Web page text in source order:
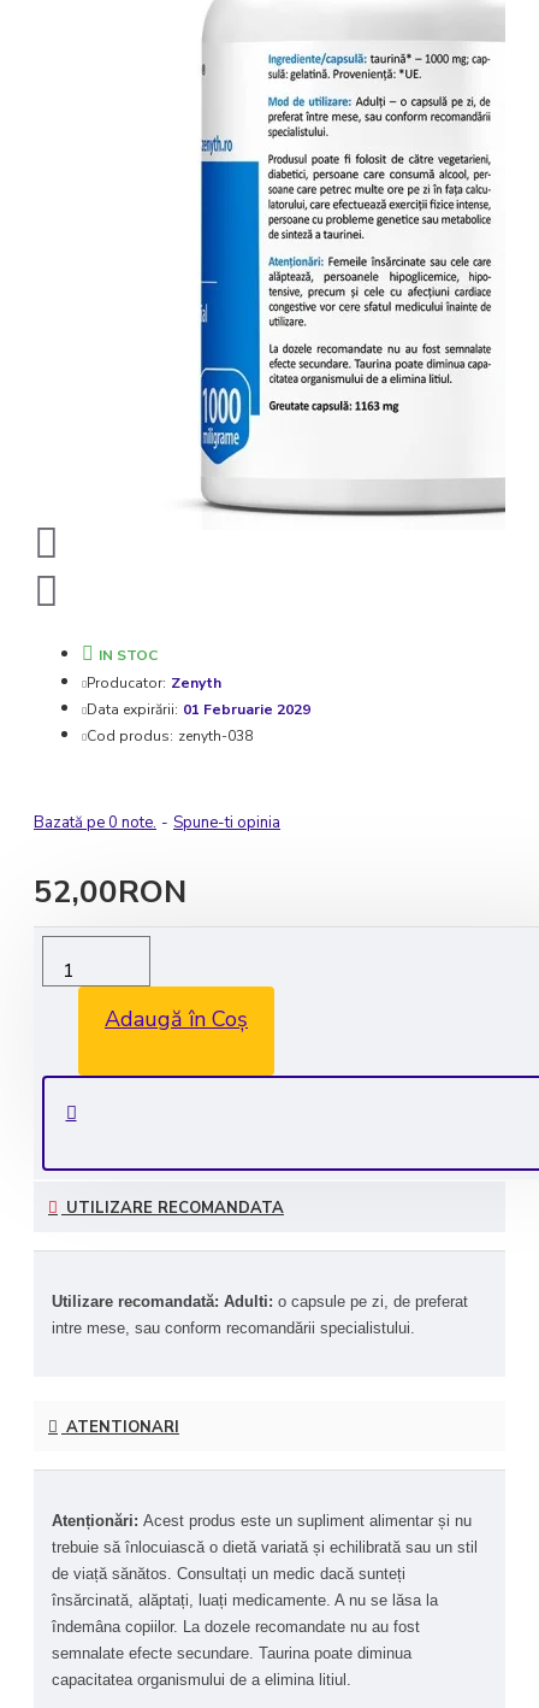
IN STOC
Producator: Zenyth
Data expirării: 01 Februarie 2029
Cod produs: zenyth-038
Bazată pe 0 note. - Spune-ti opinia
52,00RON
Adaugă în Coș
Livrare rapida in 1-2 zile lucratoare
Consultanta GRATUITA: 0735 530 450
UTILIZARE RECOMANDATA
Utilizare recomandată: Adulti: o capsule pe zi, de preferat
intre mese, sau conform recomandării specialistului.
ATENTIONARI
Atenționări: Acest produs este un supliment alimentar și nu
trebuie să înlocuiască o dietă variată și echilibrată sau un stil
de viață sănătos. Consultați un medic dacă sunteți
însărcinată, alăptați, luați medicamente. A nu se lăsa la
îndemâna copiilor. La dozele recomandate nu au fost
semnalate efecte secundare. Taurina poate diminua
capacitatea organismului de a elimina litiul.